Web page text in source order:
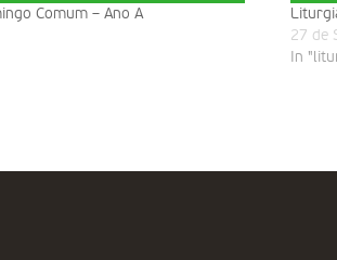
Comum – Ano A
27 de
In